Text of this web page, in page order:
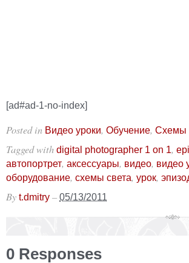
[ad#ad-1-no-index]
Posted in Видео уроки, Обучение, Схемы
Tagged with digital photographer 1 on 1,
автопортрет, аксессуары, видео, видео
оборудование, схемы света, урок,
By t.dmitry – 05/13/2011
0 Responses